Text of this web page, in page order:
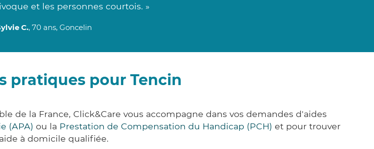
et les personnes courtois. »
C., 70 ans, Goncelin
pratiques pour Tencin
de la France, Click&Care vous accompagne dans vos demandes d'aides
(APA) ou la Prestation de Compensation du Handicap (PCH) et pour trouver
à domicile qualifiée.